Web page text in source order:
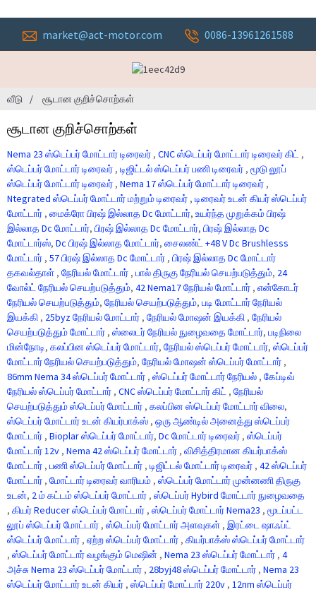
market@act-motor.com 0086-13961261588
வீடு சூடான குறிச்சொற்கள்
சூடான குறிச்சொற்கள்
Nema 23 ஸ்டெப்பர் மோட்டார் டிரைவர் , CNC ஸ்டெப்பர் மோட்டார் டிரைவர் கிட் ,
ஸ்டெப்பர் மோட்டார் டிரைவர் , டிஜிட்டல் ஸ்டெப்பர் பணி டிரைவர் , மூடு லூப்
ஸ்டெப்பர் மோட்டார் டிரைவர் , Nema 17 ஸ்டெப்பர் மோட்டார் டிரைவர் ,
Ntegrated ஸ்டெப்பர் மோட்டார் மற்றும் டிரைவர் , டிரைவர் உடன் கியர் ஸ்டெப்பர்
மோட்டார் , மைக்ரோ பிரஷ் இல்லாத Dc மோட்டார், உயர்ந்த முறுக்கம் பிரஷ்
இல்லாத Dc மோட்டார், பிரஷ் இல்லாத Dc மோட்டார், பிரஷ் இல்லாத Dc
மோட்டார்ஸ், Dc பிரஷ் இல்லாத மோட்டார், சைலண்ட் +48 V Dc Brushlesss
மோட்டார் , 57 பிரஷ் இல்லாத Dc மோட்டார் , பிரஷ் இல்லாத Dc மோட்டார்
தகவல்தாள் , நேரியல் மோட்டார் , பால் திருகு நேரியல் செயற்படுத்தும், 24
வோல்ட் நேரியல் செயற்படுத்தும், 42 Nema17 நேரியல் மோட்டார் , என்கோடர்
நேரியல் செயற்படுத்தும், நேரியல் செயற்படுத்தும், படி மோட்டார் நேரியல்
இயக்கி , 25byz நேரியல் மோட்டார் , நேரியல் மோஷன் இயக்கி , நேரியல்
செயற்படுத்தும் மோட்டார் , ஸ்லைடர் நேரியல் நுழைவதை மோட்டார், படிநிலை
மின்நோடி, கலப்பின ஸ்டெப்பர் மோட்டார், நேரியல் ஸ்டெப்பர் மோட்டார், ஸ்டெப்பர்
மோட்டார் நேரியல் செயற்படுத்தும், நேரியல் மோஷன் ஸ்டெப்பர் மோட்டார் ,
86mm Nema 34 ஸ்டெப்பர் மோட்டார் , ஸ்டெப்பர் மோட்டார் நேரியல் , கேப்டிவ்
நேரியல் ஸ்டெப்பர் மோட்டார் , CNC ஸ்டெப்பர் மோட்டார் கிட் , நேரியல்
செயற்படுத்தும் ஸ்டெப்பர் மோட்டார் , கலப்பின ஸ்டெப்பர் மோட்டார் விலை,
ஸ்டெப்பர் மோட்டார் உடன் கியர்பாக்ஸ் , ஒரு ஆண்டில் அனைத்து ஸ்டெப்பர்
மோட்டார் , Bioplar ஸ்டெப்பர் மோட்டார், Dc மோட்டார் டிரைவர் , ஸ்டெப்பர்
மோட்டார் 12v , Nema 42 ஸ்டெப்பர் மோட்டார் , விசித்திரமான கியர்பாக்ஸ்
மோட்டார் , பணி ஸ்டெப்பர் மோட்டார் , டிஜிட்டல் மோட்டார் டிரைவர் , 42 ஸ்டெப்பர்
மோட்டார் , மோட்டார் டிரைவர் வாரியம் , ஸ்டெப்பர் மோட்டார் முன்னணி திருகு
உடன், 2 ம் கட்டம் ஸ்டெப்பர் மோட்டார் , ஸ்டெப்பர் Hybird மோட்டார் நுழைவதை
, கியர் Reducer ஸ்டெப்பர் மோட்டார் , ஸ்டெப்பர் மோட்டார் Nema23 , மூடப்பட்ட
லூப் ஸ்டெப்பர் மோட்டார் , ஸ்டெப்பர் மோட்டார் அளவுகள் , இரட்டை ஷாஃப்ட்
ஸ்டெப்பர் மோட்டார் , ஏற்ற ஸ்டெப்பர் மோட்டார் , கியர்பாக்ஸ் ஸ்டெப்பர் மோட்டார்
, ஸ்டெப்பர் மோட்டார் வழங்கும் மெஷின் , Nema 23 ஸ்டெப்பர் மோட்டார் , 4
அச்சு Nema 23 ஸ்டெப்பர் மோட்டார் , 28byj48 ஸ்டெப்பர் மோட்டார் , Nema 23
ஸ்டெப்பர் மோட்டார் உடன் கியர் , ஸ்டெப்பர் மோட்டார் 220v , 12nm ஸ்டெப்பர்